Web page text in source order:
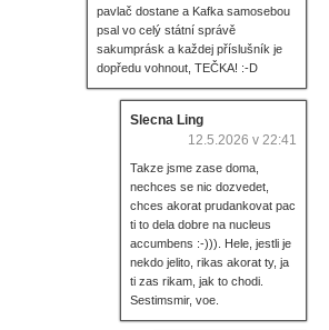
pavlač dostane a Kafka samosebou
psal vo celý státní správě
sakumprásk a každej příslušník je
dopředu vohnout, TEČKA! :-D
Slecna Ling
12.5.2026 v 22:41
Takze jsme zase doma,
nechces se nic dozvedet,
chces akorat prudankovat pac
ti to dela dobre na nucleus
accumbens :-))). Hele, jestli je
nekdo jelito, rikas akorat ty, ja
ti zas rikam, jak to chodi.
Sestimsmir, voe.